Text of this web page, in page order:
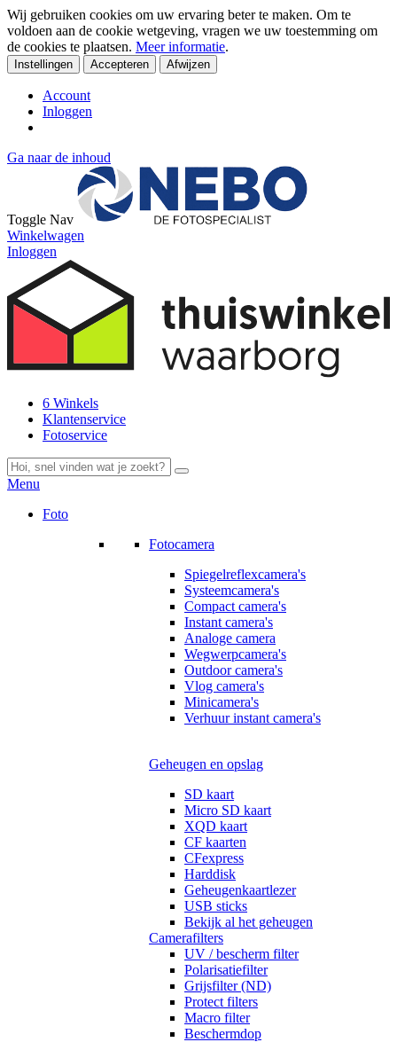
Wij gebruiken cookies om uw ervaring beter te maken. Om te
voldoen aan de cookie wetgeving, vragen we uw toestemming om
de cookies te plaatsen. Meer informatie.
Instellingen Accepteren Afwijzen
Account
Inloggen
Ga naar de inhoud
Toggle Nav
Winkelwagen
Inloggen
6 Winkels
Klantenservice
Fotoservice
Menu
Foto
Fotocamera
Spiegelreflexcamera's
Systeemcamera's
Compact camera's
Instant camera's
Analoge camera
Wegwerpcamera's
Outdoor camera's
Vlog camera's
Minicamera's
Verhuur instant camera's
Geheugen en opslag
SD kaart
Micro SD kaart
XQD kaart
CF kaarten
CFexpress
Harddisk
Geheugenkaartlezer
USB sticks
Bekijk al het geheugen
Camerafilters
UV / bescherm filter
Polarisatiefilter
Grijsfilter (ND)
Protect filters
Macro filter
Beschermdop